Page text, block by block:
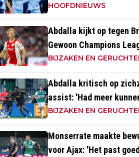
HOOFDNIEUWS
Abdalla kijkt op tegen
Gewoon Champions
dat ga je in wedstrijden
BIJZAKEN EN
Abdalla kritisch op
assist: 'Had meer
dichtbij de goal'
BIJZAKEN EN
Monserrate maakte
voor Ajax: 'Het past